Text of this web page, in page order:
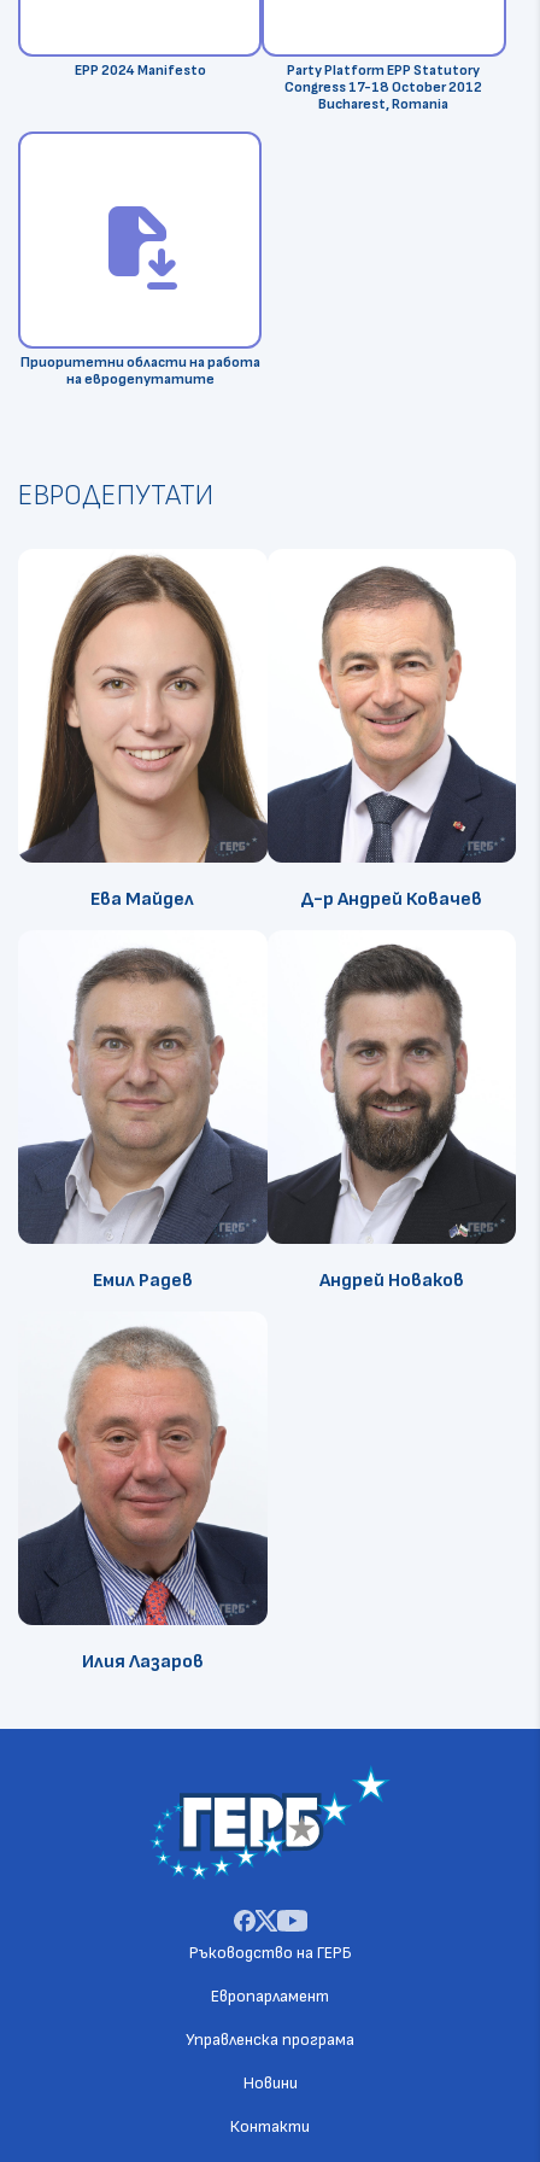
EPP 2024 Manifesto
Party Platform EPP Statutory
Congress 17-18 October 2012
Bucharest, Romania
file_save
Приоритетни области на работа
на евродепутатите
ЕВРОДЕПУТАТИ
Ева Майдел Д-р Андрей Ковачев
Емил Радев Андрей Новаков
Илия Лазаров
Ръководство на ГЕРБ
Европарламент
Управленска програма
Новини
Контакти